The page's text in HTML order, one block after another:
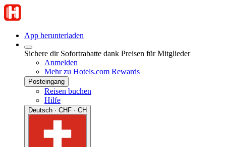
App herunterladen
Sichere dir Sofortrabatte dank Preisen für Mitglieder
Anmelden
Mehr zu Hotels.com Rewards
Posteingang
Reisen buchen
Hilfe
Deutsch · CHF · CH